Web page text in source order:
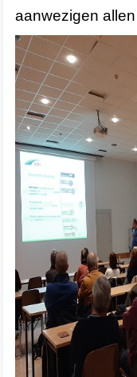
aanwezigen